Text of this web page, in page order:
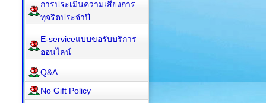
การประเมินความเสี่ยงการ
ทุจริตประจำปี
E-serviceแบบขอรับบริการ
ออนไลน์
Q&A
No Gift Policy